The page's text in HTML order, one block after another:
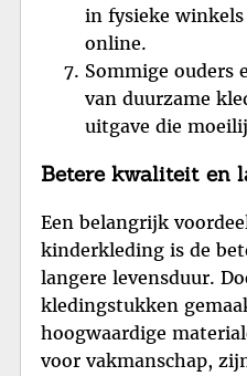
in fysieke
online.
Sommige ouders
van duurzame
uitgave die
Betere kwaliteit en
Een belangrijk
kinderkleding is de
langere levensduur.
kledingstukken
hoogwaardige
voor vakmanschap,